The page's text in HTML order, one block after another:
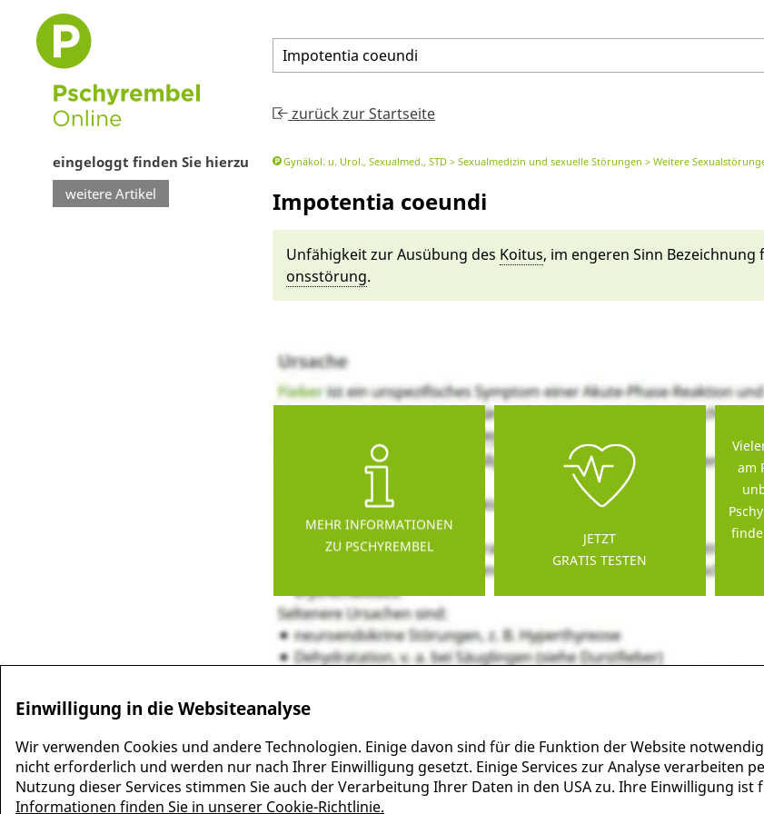
eingeloggt finden Sie hierzu
weitere Artikel
Impotentia coeundi
zurück zur Startseite
Gynäkol. u. Urol., Sexualmed., STD Sexualmedizin und sexuelle Störungen Weitere
Impotentia coeundi
Un­fähig­keit zur Aus­ü­bung des Ko­itus, im engeren Sinn Be­zeichnung
ons­störung.
MEHR INFORMATIONEN
ZU PSCHYREMBEL
JETZT
GRATIS TESTEN
am
Einwilligung in die Websiteanalyse
Wir verwenden Cookies und andere Technologien. Einige davon sind für die Funktion der Website
nicht erforderlich und werden nur nach Ihrer Einwilligung gesetzt. Einige Services zur Analyse verarbeiten
Nutzung dieser Services stimmen Sie auch der Verarbeitung Ihrer Daten in den USA zu. Ihre Einwilligung
Informationen finden Sie in unserer Cookie-Richtlinie.